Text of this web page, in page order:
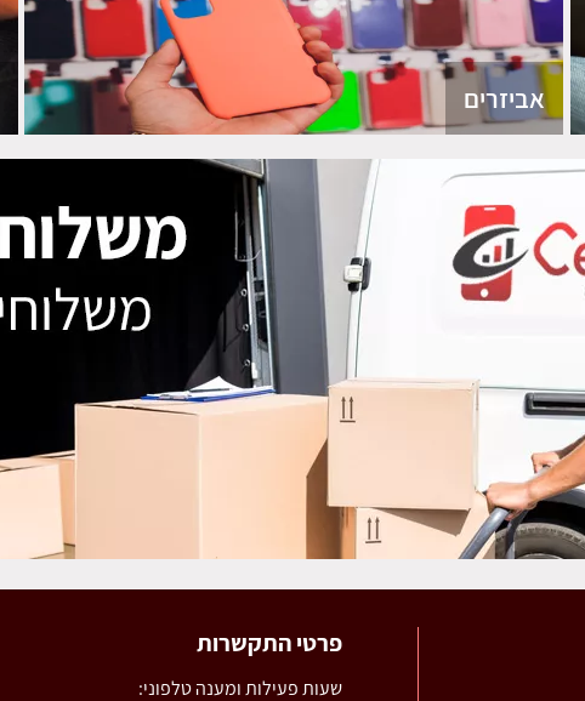
אביזרים
פרטי התקשרות
שעות פעילות ומענה טלפוני: